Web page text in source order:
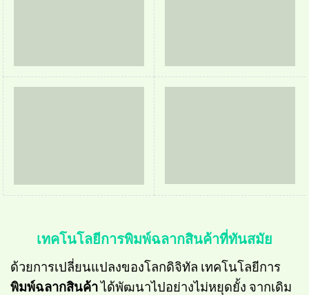
เทคโนโลยีการพิมพ์ฉลากสินค้าที่ทันสมัย
ด้วยการเปลี่ยนแปลงของโลกดิจิทัล เทคโนโลยีการ
พิมพ์ฉลากสินค้าได้พัฒนาไปอย่างไม่หยุดยั้ง จากเดิม